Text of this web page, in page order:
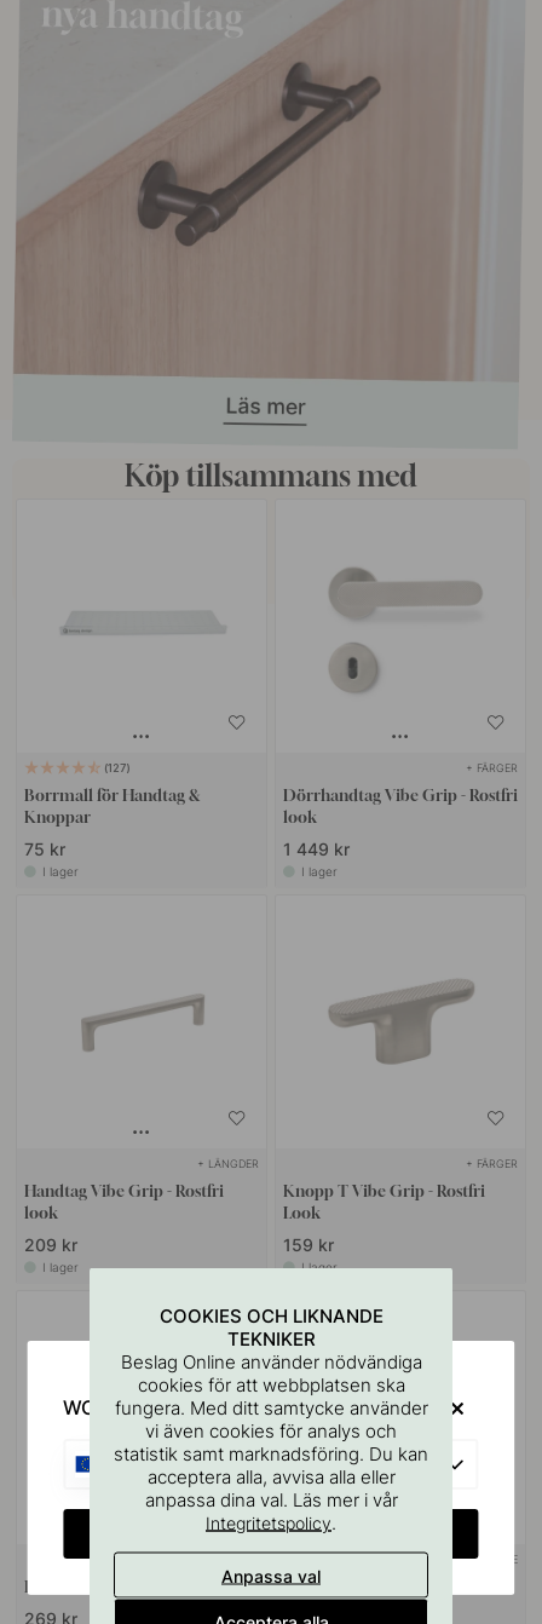
Köp tillsammans med
127
Borrmall för Handtag &
Knoppar
75 kr
I lager
+ FÄRGER
Dörrhandtag Vibe Grip - Rostfri
look
1 449 kr
I lager
+ LÄNGDER
Handtag Vibe Grip - Rostfri
look
209 kr
I lager
+ FÄRGER
Knopp T Vibe Grip - Rostfri
Look
159 kr
I lager
Krok Vibe Grip - Rostfri Look
269 kr
VÄGGFÄSTE
Skruvstift M4x50mm 1st
11 kr
COOKIES OCH LIKNANDE
TEKNIKER
Beslag Online använder nödvändiga
cookies för att webbplatsen ska
fungera. Med ditt samtycke använder
vi även cookies för analys och
statistik samt marknadsföring. Du kan
acceptera alla, avvisa alla eller
anpassa dina val. Läs mer i vår
Integritetspolicy.
Anpassa val
WOULD YOU RATHER VISIT?
EU
CHANGE COUNTRY